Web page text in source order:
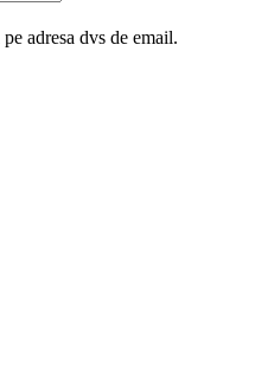
adresa dvs de email.